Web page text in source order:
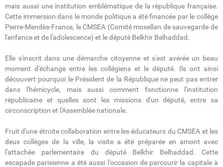
mais aussi une institution emblématique de la république française.
Cette immersion dans le monde politique a été financée par le collège
Pierre-Mendès-France, le CMSEA (Comité mosellan de sauvegarde de
l'enfance et de l'adolescence) et le député Belkhir Belhaddad.
Elle s'inscrit dans une démarche citoyenne et s'est avérée un beau
moment d'échange entre les collégiens et le député. Ils ont ainsi
découvert pourquoi le Président de la République ne peut pas entrer
dans l'hémicycle, mais aussi comment fonctionne l'institution
républicaine et quelles sont les missions d'un député, entre sa
circonscription et l'Assemblée nationale.
Fruit d'une étroite collaboration entre les éducateurs du CMSEA et les
deux collèges de la ville, la visite a été préparée en amont avec
l'attachée parlementaire du député Belkhir Belhaddad. Cette
escapade parisienne a été aussi l'occasion de parcourir la capitale à